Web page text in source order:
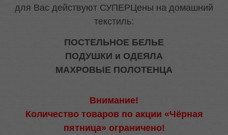
для Вас действуют СУПЕРЦены на домашний
текстиль:
ПОСТЕЛЬНОЕ БЕЛЬЕ
ПОДУШКИ и ОДЕЯЛА
МАХРОВЫЕ ПОЛОТЕНЦА
Внимание!
Количество товаров по акции «Чёрная
пятница» ограничено!